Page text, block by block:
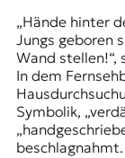
„Hände hinter
Jungs geboren
Wand stellen!“,
In dem
Symbolik,